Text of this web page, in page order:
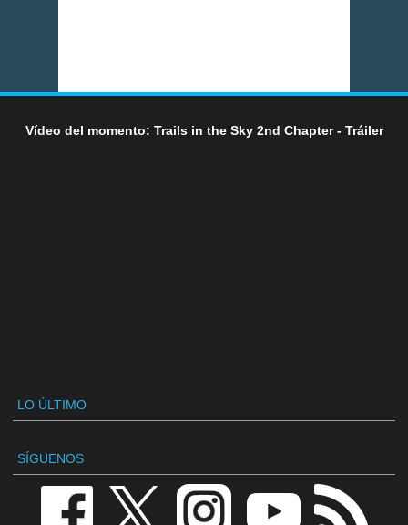
Vídeo del momento: Trails in the Sky 2nd Chapter - Tráiler
LO ÚLTIMO
SÍGUENOS